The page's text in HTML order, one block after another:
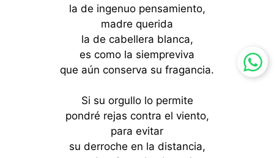
la de ingenuo pensamiento,
madre querida
la de cabellera blanca,
es como la siempreviva
que aún conserva su fragancia.
Si su orgullo lo permite
pondré rejas contra el viento,
para evitar
su derroche en la distancia,